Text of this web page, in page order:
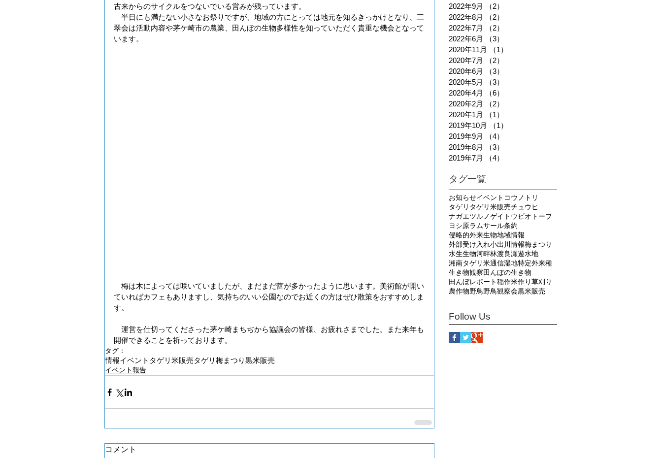
古来からのサイクルをつないでいる営みが残っています。
半日にも満たない小さなお祭りですが、地域の方にとっては地元を知るきっかけとなり、三
翠会は活動内容や茅ケ崎市の農業、田んぼの生物多様性を知っていただく貴重な機会となって
います。
梅は木によっては咲いていましたが、まだまだ蕾が多かったように思います。美術館が開い
ていればカフェもありますし、気持ちのいい公園なのでお近くの方はぜひ散策をおすすめしま
す。
運営を仕切ってくださった茅ケ崎まちぢから協議会の皆様、お疲れさまでした。また来年も
開催できることを祈っております。
タグ：
情報イベント タゲリ米販売タゲリ 梅まつり黒米販売
イベント報告
コメント
2022年9月
（2）
2022年8月
（2）
2022年7月
（2）
2022年6月
（3）
2020年11月
（1）
2020年7月
（2）
2020年6月
（3）
2020年5月
（3）
2020年4月
（6）
2020年2月
（2）
2020年1月
（1）
2019年10月
（1）
2019年9月
（4）
2019年8月
（3）
2019年7月
（4）
タグ一覧
お知らせイベント コウノトリ
タゲリ タゲリ米販売チュウヒ
ナガエツルノゲイトウ ビオトープ
ヨシ原ラムサール条約
侵略的外来生物地域情報
外部受け入れ小出川 情報梅まつり
水生生物河畔林渡良瀬遊水地
湘南タゲリ米通信湿地特定外来種
生き物観察田んぼの生き物
田んぼレポート稲作米作り草刈り
農作物野鳥野鳥観察会黒米販売
Follow Us